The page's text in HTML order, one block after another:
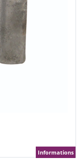
Informations